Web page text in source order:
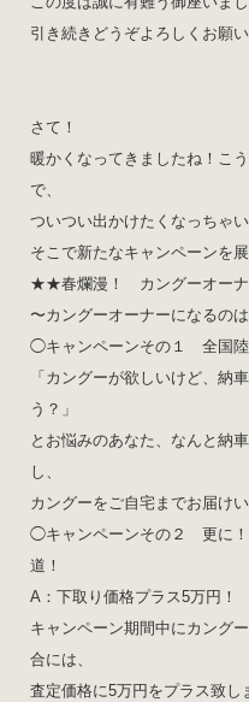
引き続きどうぞよろしくお願
さて！
暖かくなってきましたね！こ
で、
ついつい出かけたくなっちゃ
そこで新たなキャンペーンを
★★春爛漫！ カングーオー
〜カングーオーナーになるの
◯キャンペーンその１ 全国陸
「カングーが欲しいけど、納
う？」
とお悩みのあなた、なんと納
し、
カングーをご自宅までお届け
◯キャンペーンその２ 更に
道！
A：下取り価格プラス5万円！
キャンペーン期間中にカング
合には、
査定価格に5万円をプラス致し